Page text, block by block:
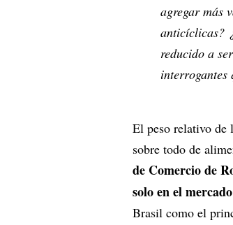
agregar más
anticíclicas?
reducido a
interrogantes
El peso relativo de
sobre todo de
de Comercio de
solo en el
Brasil como el